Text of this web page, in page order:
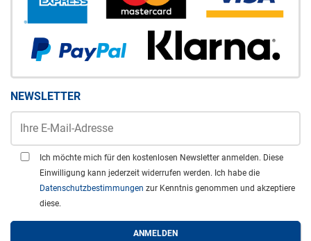
NEWSLETTER
Ich möchte mich für den kostenlosen Newsletter anmelden. Diese
Einwilligung kann jederzeit widerrufen werden. Ich habe die
Datenschutzbestimmungen zur Kenntnis genommen und akzeptiere
diese.